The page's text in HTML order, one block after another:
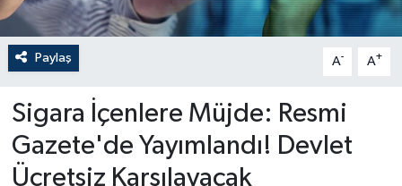
Paylaş A- A+
Sigara İçenlere Müjde: Resmi
Gazete'de Yayımlandı! Devlet
Ücretsiz Karşılayacak